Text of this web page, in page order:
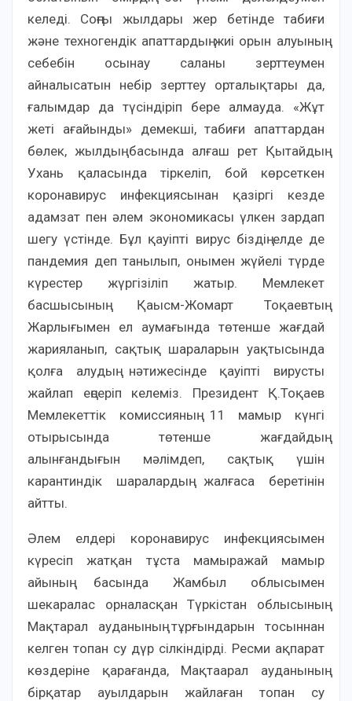
келеді. Соңғы жылдары жер бетінде табиғи
және техногендік апаттардың жиі орын алуының
себебін осынау саланы зерттеумен
айналысатын небір зерттеу орталықтары да,
ғалымдар да түсіндіріп бере алмауда. «Жұт
жеті ағайынды» демекші, табиғи апаттардан
бөлек, жылдың басында алғаш рет Қытайдың
Ухань қаласында тіркеліп, бой көрсеткен
коронавирус инфекциясынан қазіргі кезде
адамзат пен әлем экономикасы үлкен зардап
шегу үстінде. Бұл қауіпті вирус біздің елде де
пандемия деп танылып, онымен жүйелі түрде
күрестер жүргізіліп жатыр. Мемлекет
басшысының Қаысм-Жомарт Тоқаевтың
Жарлығымен ел аумағында төтенше жағдай
жарияланып, сақтық шараларын уақтысында
қолға алудың нәтижесінде қауіпті вирусты
жайлап еңсеріп келеміз. Президент Қ.Тоқаев
Мемлекеттік комиссияның 11 мамыр күнгі
отырысында төтенше жағдайдың
алынғандығын мәлімдеп, сақтық үшін
карантиндік шаралардың жалғаса беретінін
айтты.
Әлем елдері коронавирус инфекциясымен
күресіп жатқан тұста мамыражай мамыр
айының басында Жамбыл облысымен
шекаралас орналасқан Түркістан облысының
Мақтарал ауданының тұрғындарын тосыннан
келген топан су дүр сілкіндірді. Ресми ақпарат
көздеріне қарағанда, Мақтаарал ауданының
бірқатар ауылдарын жайлаған топан су